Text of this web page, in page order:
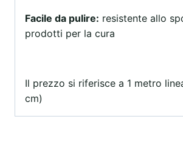
Facile da pulire: resistente allo
prodotti per la cura
Il prezzo si riferisce a 1 metro
cm)